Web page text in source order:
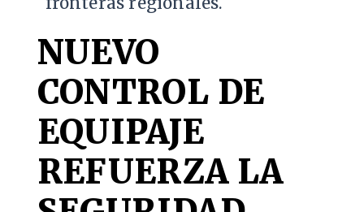
NUEVO
CONTROL DE
EQUIPAJE
REFUERZA LA